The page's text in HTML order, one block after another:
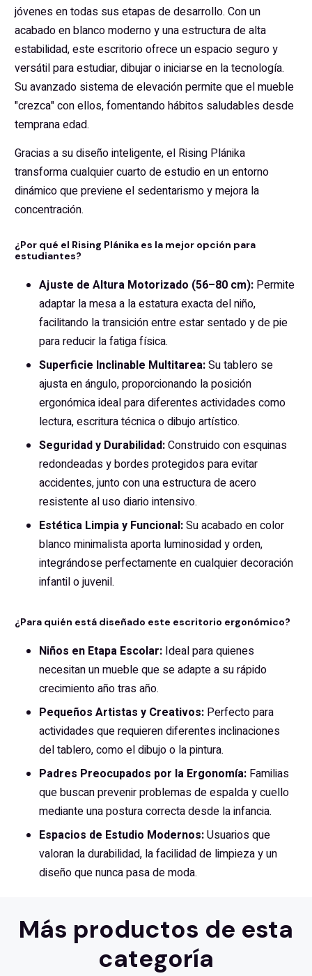
jóvenes en todas sus etapas de desarrollo. Con un
acabado en blanco moderno y una estructura de alta
estabilidad, este escritorio ofrece un espacio seguro y
versátil para estudiar, dibujar o iniciarse en la tecnología.
Su avanzado sistema de elevación permite que el mueble
"crezca" con ellos, fomentando hábitos saludables desde
temprana edad.
Gracias a su diseño inteligente, el Rising Plánika
transforma cualquier cuarto de estudio en un entorno
dinámico que previene el sedentarismo y mejora la
concentración.
¿Por qué el Rising Plánika es la mejor opción para
estudiantes?
Ajuste de Altura Motorizado (56–80 cm): Permite
adaptar la mesa a la estatura exacta del niño,
facilitando la transición entre estar sentado y de pie
para reducir la fatiga física.
Superficie Inclinable Multitarea:Su tablero se
ajusta en ángulo, proporcionando la posición
ergonómica ideal para diferentes actividades como
lectura, escritura técnica o dibujo artístico.
Seguridad y Durabilidad:Construido con esquinas
redondeadas y bordes protegidos para evitar
accidentes, junto con una estructura de acero
resistente al uso diario intensivo.
Estética Limpia y Funcional:Su acabado en color
blanco minimalista aporta luminosidad y orden,
integrándose perfectamente en cualquier decoración
infantil o juvenil.
¿Para quién está diseñado este escritorio ergonómico?
Niños en Etapa Escolar: Ideal para quienes
necesitan un mueble que se adapte a su rápido
crecimiento año tras año.
Pequeños Artistas y Creativos: Perfecto para
actividades que requieren diferentes inclinaciones
del tablero, como el dibujo o la pintura.
Padres Preocupados por la Ergonomía: Familias
que buscan prevenir problemas de espalda y cuello
mediante una postura correcta desde la infancia.
Espacios de Estudio Modernos:Usuarios que
valoran la durabilidad, la facilidad de limpieza y un
diseño que nunca pasa de moda.
Más productos de esta
categoría